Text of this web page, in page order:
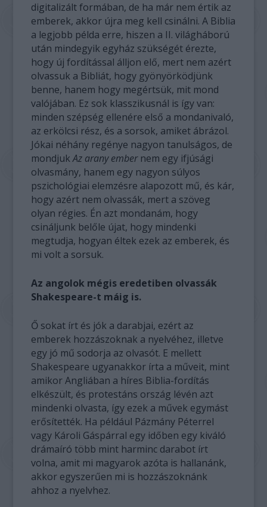
digitalizált formában, de ha már nem értik az
emberek, akkor újra meg kell csinálni. A Biblia
a legjobb példa erre, hiszen a II. világháború
után mindegyik egyház szükségét érezte,
hogy új fordítással álljon elő, mert nem azért
olvassuk a Bibliát, hogy gyönyörködjünk
benne, hanem hogy megértsük, mit mond
valójában. Ez sok klasszikusnál is így van:
minden szépség ellenére első a mondanivaló,
az erkölcsi rész, és a sorsok, amiket ábrázol.
Jókai néhány regénye nagyon tanulságos, de
mondjukAz arany embernem egy ifjúsági
olvasmány, hanem egy nagyon súlyos
pszichológiai elemzésre alapozott mű, és kár,
hogy azért nem olvassák, mert a szöveg
olyan régies. Én azt mondanám, hogy
csináljunk belőle újat, hogy mindenki
megtudja, hogyan éltek ezek az emberek, és
mi volt a sorsuk.
Az angolok mégis eredetiben olvassák
Shakespeare-t máig is.
Ő sokat írt és jók a darabjai, ezért az
emberek hozzászoknak a nyelvéhez, illetve
egy jó mű sodorja az olvasót. E mellett
Shakespeare ugyanakkor írta a műveit, mint
amikor Angliában a híres Biblia-fordítás
elkészült, és protestáns ország lévén azt
mindenki olvasta, így ezek a művek egymást
erősítették. Ha például Pázmány Péterrel
vagy Károli Gáspárral egy időben egy kiváló
drámaíró több mint harminc darabot írt
volna, amit mi magyarok azóta is hallanánk,
akkor egyszerűen mi is hozzászoknánk
ahhoz a nyelvhez.